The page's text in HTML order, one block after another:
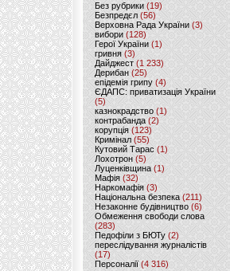
Без рубрики (19)
Безпредєл(56)
Верховна Рада України (3)
вибори(128)
Герої України(1)
гривня (3)
Дайджест (1 233)
Дерибан (25)
епідемія грипу (4)
ЄДАПС: приватизація України
(5)
казнокрадство (1)
контрабанда (2)
корупція (123)
Кримінал (55)
Кутовий Тарас (1)
Лохотрон(5)
Луценківщина (1)
Мафія (32)
Наркомафія (3)
Національна безпека (211)
Незаконне будівництво(6)
Обмеження свободи слова
(283)
Педофіли з БЮТу (2)
переслідування журналістів
(17)
Персоналії (4 316)